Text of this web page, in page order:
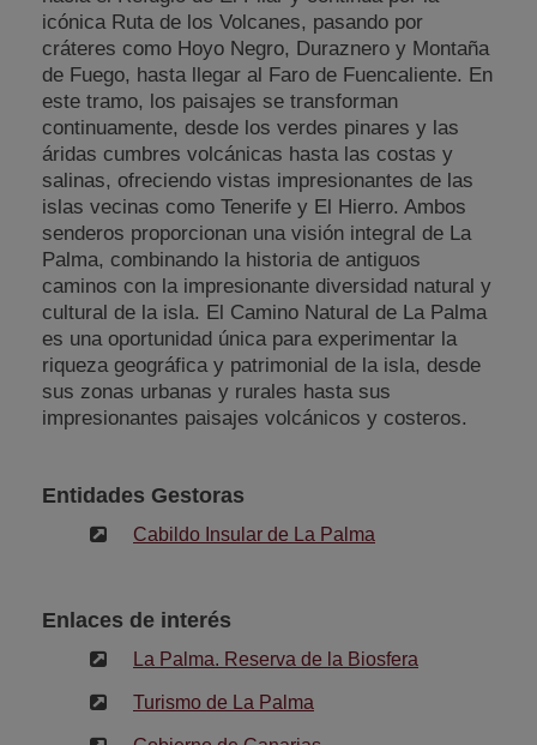
icónica Ruta de los Volcanes, pasando por
cráteres como Hoyo Negro, Duraznero y Montaña
de Fuego, hasta llegar al Faro de Fuencaliente. En
este tramo, los paisajes se transforman
continuamente, desde los verdes pinares y las
áridas cumbres volcánicas hasta las costas y
salinas, ofreciendo vistas impresionantes de las
islas vecinas como Tenerife y El Hierro. Ambos
senderos proporcionan una visión integral de La
Palma, combinando la historia de antiguos
caminos con la impresionante diversidad natural y
cultural de la isla. El Camino Natural de La Palma
es una oportunidad única para experimentar la
riqueza geográfica y patrimonial de la isla, desde
sus zonas urbanas y rurales hasta sus
impresionantes paisajes volcánicos y costeros.
Entidades Gestoras
Cabildo Insular de La Palma
Enlaces de interés
La Palma. Reserva de la Biosfera
Turismo de La Palma